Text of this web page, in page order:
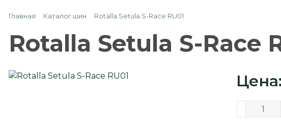
Главная Каталог шин Rotalla Setula S-Race RU01
Rotalla Setula S-Race